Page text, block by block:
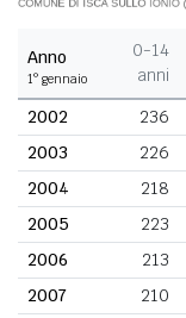
Anno
1° gennaio
0-14
anni
2002
236
2003
226
2004
218
2005
223
2006
213
2007
210